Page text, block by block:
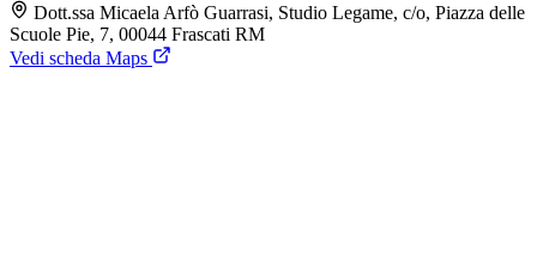
Dott.ssa Micaela Arfò Guarrasi, Studio Legame, c/o, Piazza delle
Scuole Pie, 7, 00044 Frascati RM
Vedi scheda Maps